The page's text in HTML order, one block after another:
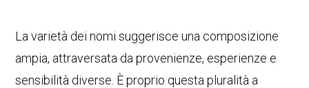
La varietà dei nomi suggerisce una composizione
ampia, attraversata da provenienze, esperienze e
sensibilità diverse. È proprio questa pluralità a